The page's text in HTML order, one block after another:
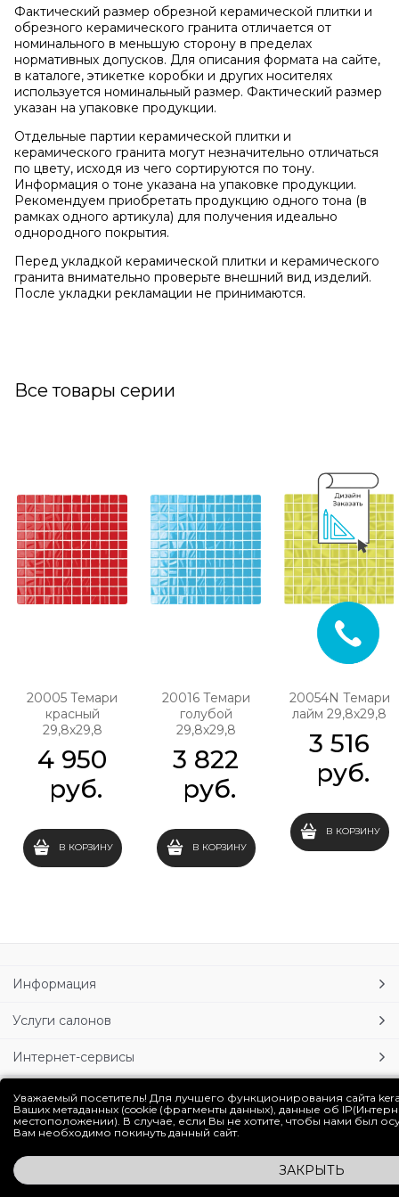
Фактический размер обрезной керамической плитки и
обрезного керамического гранита отличается от
номинального в меньшую сторону в пределах
нормативных допусков. Для описания формата на сайте,
в каталоге, этикетке коробки и других носителях
используется номинальный размер. Фактический размер
указан на упаковке продукции.
Отдельные партии керамической плитки и
керамического гранита могут незначительно отличаться
по цвету, исходя из чего сортируются по тону.
Информация о тоне указана на упаковке продукции.
Рекомендуем приобретать продукцию одного тона (в
рамках одного артикула) для получения идеально
однородного покрытия.
Перед укладкой керамической плитки и керамического
гранита внимательно проверьте внешний вид изделий.
После укладки рекламации не принимаются.
Все товары серии
20005 Темари
красный
29,8х29,8
4 950
руб.
В КОРЗИНУ
20016 Темари
голубой
29,8х29,8
3 822
руб.
В КОРЗИНУ
20054N Темари
лайм 29,8х29,8
3 516
руб.
В КОРЗИНУ
Информация
Услуги салонов
Интернет-сервисы
Личный кабинет
Блог
Полная версия сайта
Уважаемый посетитель! Для лучшего функционирования сайта
Ваших метаданных (cookie (фрагменты данных), данные об
местоположении). В случае, если Вы не хотите, чтобы нами был
Вам необходимо покинуть данный сайт.
ЗАКРЫТЬ